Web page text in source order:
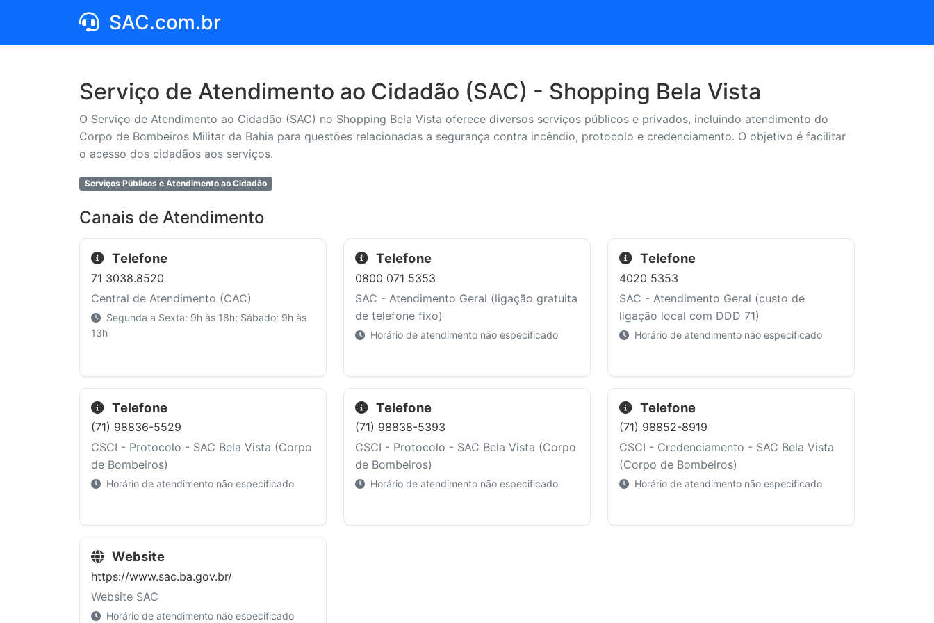
SAC.com.br
Serviço de Atendimento ao Cidadão (SAC) - Shopping Bela Vista
O Serviço de Atendimento ao Cidadão (SAC) no Shopping Bela Vista oferece diversos serviços públicos e privados, incluindo atendimento do
Corpo de Bombeiros Militar da Bahia para questões relacionadas a segurança contra incêndio, protocolo e credenciamento. O objetivo é facilitar
o acesso dos cidadãos aos serviços.
Serviços Públicos e Atendimento ao Cidadão
Canais de Atendimento
Telefone
71 3038.8520
Central de Atendimento (CAC)
Segunda a Sexta: 9h às 18h; Sábado: 9h às
13h
Telefone
0800 071 5353
SAC - Atendimento Geral (ligação gratuita
de telefone fixo)
Horário de atendimento não especificado
Telefone
4020 5353
SAC - Atendimento Geral (custo de
ligação local com DDD 71)
Horário de atendimento não especificado
Telefone
(71) 98836-5529
CSCI - Protocolo - SAC Bela Vista (Corpo
de Bombeiros)
Horário de atendimento não especificado
Telefone
(71) 98838-5393
CSCI - Protocolo - SAC Bela Vista (Corpo
de Bombeiros)
Horário de atendimento não especificado
Telefone
(71) 98852-8919
CSCI - Credenciamento - SAC Bela Vista
(Corpo de Bombeiros)
Horário de atendimento não especificado
Website
https://www.sac.ba.gov.br/
Website SAC
Horário de atendimento não especificado